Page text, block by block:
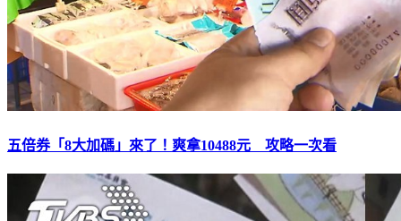
五倍券「8大加碼」來了！爽拿10488元 攻略一次看